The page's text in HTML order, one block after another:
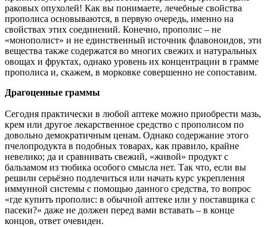
раковых опухолей! Как вы понимаете, лечебные свойства
прополиса основываются, в первую очередь, именно на
свойствах этих соединений. Конечно, прополис – не
«монополист» и не единственный источник флавоноидов, эти
вещества также содержатся во многих свежих и натуральных
овощах и фруктах, однако уровень их концентрации в грамме
прополиса и, скажем, в морковке совершенно не сопоставим.
Драгоценные граммы
Сегодня практически в любой аптеке можно приобрести мазь,
крем или другое лекарственное средство с прополисом по
довольно демократичным ценам. Однако содержание этого
пчелопродукта в подобных товарах, как правило, крайне
невелико; да и сравнивать свежий, «живой» продукт с
бальзамом из тюбика особого смысла нет. Так что, если вы
решили серьёзно подлечиться или начать курс укрепления
иммунной системы с помощью данного средства, то вопрос
«где купить прополис: в обычной аптеке или у поставщика с
пасеки?» даже не должен перед вами вставать – в конце
концов, ответ очевиден.